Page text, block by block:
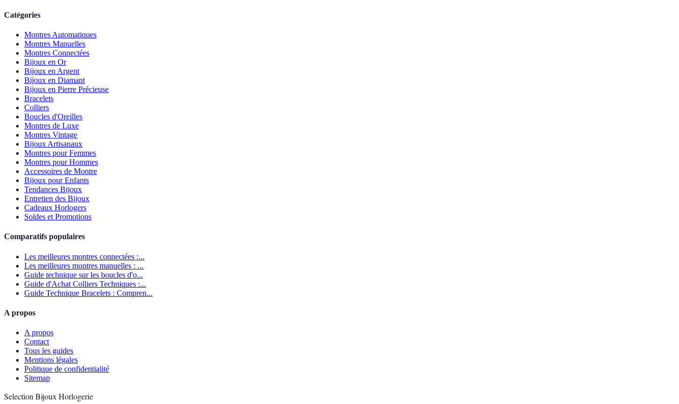
Catégories
Montres Automatiques
Montres Manuelles
Montres Connectées
Bijoux en Or
Bijoux en Argent
Bijoux en Diamant
Bijoux en Pierre Précieuse
Bracelets
Colliers
Boucles d'Oreilles
Montres de Luxe
Montres Vintage
Bijoux Artisanaux
Montres pour Femmes
Montres pour Hommes
Accessoires de Montre
Bijoux pour Enfants
Tendances Bijoux
Entretien des Bijoux
Cadeaux Horlogers
Soldes et Promotions
Comparatifs populaires
Les meilleures montres connectées :...
Les meilleures montres manuelles : ...
Guide technique sur les boucles d'o...
Guide d'Achat Colliers Techniques :...
Guide Technique Bracelets : Compren...
A propos
A propos
Contact
Tous les guides
Mentions légales
Politique de confidentialité
Sitemap
Selection Bijoux Horlogerie